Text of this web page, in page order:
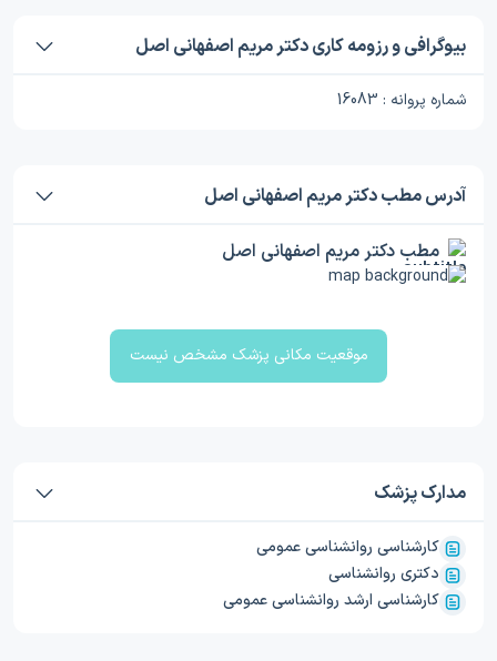
بیوگرافی و رزومه کاری دکتر مریم اصفهانی اصل
شماره پروانه : 16083
آدرس مطب دکتر مریم اصفهانی اصل
مطب دکتر مریم اصفهانی اصل
موقعیت مکانی پزشک مشخص نیست
مدارک پزشک
کارشناسی روانشناسی عمومی
دکتری روانشناسی
کارشناسی ارشد روانشناسی عمومی